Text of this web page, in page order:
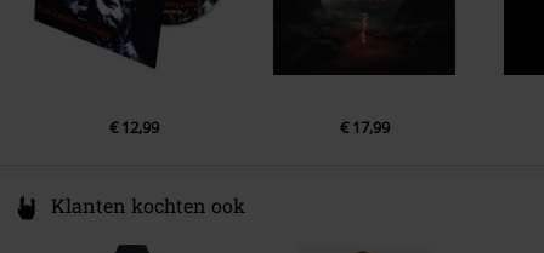
5. Man Bites Dogged
Slaver Through a Repeat Performance
Resentment is Always Seismic (Dark Sky Burial Dirge)
€ 12,99 € 17,99
Klanten kochten ook